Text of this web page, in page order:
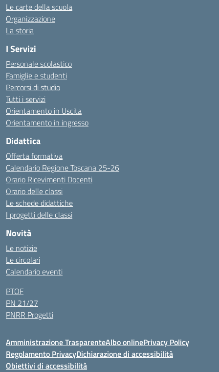
Le carte della scuola
Organizzazione
La storia
I Servizi
Personale scolastico
Famiglie e studenti
Percorsi di studio
Tutti i servizi
Orientamento in Uscita
Orientamento in ingresso
Didattica
Offerta formativa
Calendario Regione Toscana 25-26
Orario Ricevimenti Docenti
Orario delle classi
Le schede didattiche
I progetti delle classi
Novità
Le notizie
Le circolari
Calendario eventi
PTOF
PN 21/27
PNRR Progetti
Amministrazione TrasparenteAlbo onlinePrivacy Policy
Regolamento PrivacyDichiarazione di accessibilità
Obiettivi di accessibilità